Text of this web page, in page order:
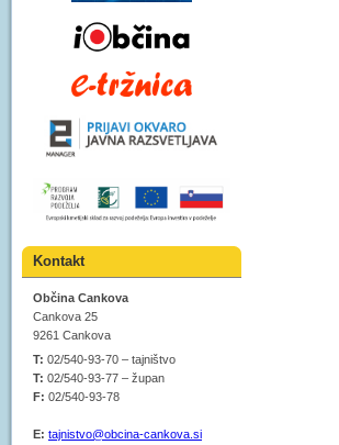
Kontakt
Občina Cankova
Cankova 25
9261 Cankova
T: 02/540-93-70 – tajništvo
T: 02/540-93-77 – župan
F: 02/540-93-78
E: tajnistvo@obcina-cankova.si